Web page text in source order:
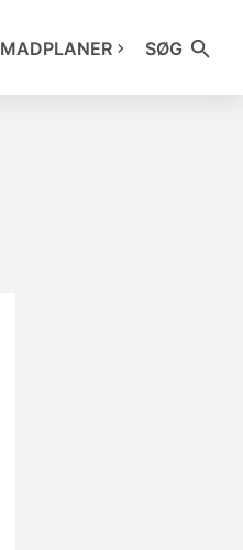
MADPLANER SØG